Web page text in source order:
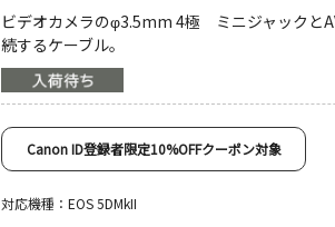
ビデオカメラのφ3.5mm 4極 ミニジャックと
続するケーブル。
Canon ID登録者限定10%OFFクーポン対象
対応機種：EOS 5DMkII